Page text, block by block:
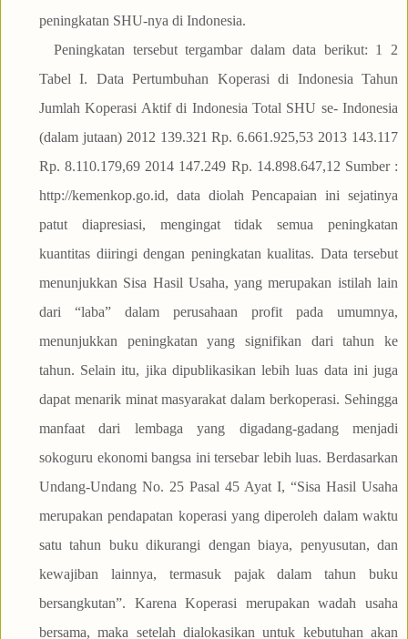
peningkatan SHU-nya di Indonesia.
Peningkatan tersebut tergambar dalam data berikut: 1 2
Tabel I. Data Pertumbuhan Koperasi di Indonesia Tahun
Jumlah Koperasi Aktif di Indonesia Total SHU se- Indonesia
(dalam jutaan) 2012 139.321 Rp. 6.661.925,53 2013 143.117
Rp. 8.110.179,69 2014 147.249 Rp. 14.898.647,12 Sumber :
http://kemenkop.go.id, data diolah Pencapaian ini sejatinya
patut diapresiasi, mengingat tidak semua peningkatan
kuantitas diiringi dengan peningkatan kualitas. Data tersebut
menunjukkan Sisa Hasil Usaha, yang merupakan istilah lain
dari “laba” dalam perusahaan profit pada umumnya,
menunjukkan peningkatan yang signifikan dari tahun ke
tahun. Selain itu, jika dipublikasikan lebih luas data ini juga
dapat menarik minat masyarakat dalam berkoperasi. Sehingga
manfaat dari lembaga yang digadang-gadang menjadi
sokoguru ekonomi bangsa ini tersebar lebih luas. Berdasarkan
Undang-Undang No. 25 Pasal 45 Ayat I, “Sisa Hasil Usaha
merupakan pendapatan koperasi yang diperoleh dalam waktu
satu tahun buku dikurangi dengan biaya, penyusutan, dan
kewajiban lainnya, termasuk pajak dalam tahun buku
bersangkutan”. Karena Koperasi merupakan wadah usaha
bersama, maka setelah dialokasikan untuk kebutuhan akan